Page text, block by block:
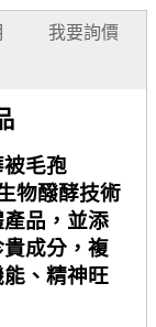
我要詢價
毛孢
物醱酵技術
品，並添
成分，複
、精神旺